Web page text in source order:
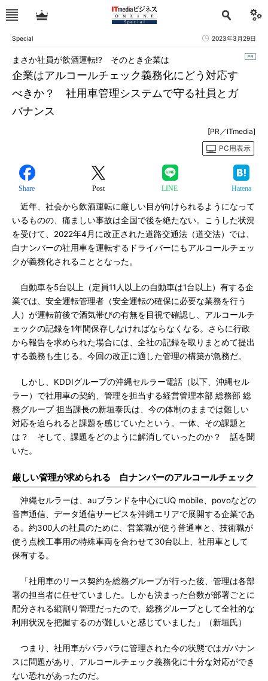
Special 2023年3月29日
企業はアルコールチェック義務化にどう対応す
べきか？ 社用車管理システムで守る社員とガ
バナンス
まさか社員が飲酒運転!? そのとき企業は
[PR／ITmedia]
PC用表示
Share Post LINE Hatena
近年、社会から飲酒運転に厳しい目が向けられるようになって
いるものの、痛ましい事故は全国で後を絶たない。こうした状況
を受けて、2022年4月に改正された道路交通法（道交法）では、
白ナンバーの社用車を運転するドライバーにもアルコールチェッ
クが義務化されることとなった。
自動車を5台以上（定員11人以上の自動車は1台以上）有する企
業では、安全運転管理者（安全運転の確保に必要な業務を行う
人）が運転前後で酒気帯びの有無を目視で確認し、アルコールチ
ェックの記録を1年間保存しなければならなくなる。さらに行政
から報告を求められた場合には、全社の記録を取りまとめて提出
する義務も生じる。今回の改正に適した管理の構築が急務だ。
しかし、KDDIグループの沖縄セルラー電話（以下、沖縄セル
ラー）で社用車の契約、管理を担当する経営管理本部 総務部 総
務グループ 担当課長の新垣泰氏は、今の体制のままでは難しい
対応を迫られると課題を感じていたという。一体、その課題と
は？ そして、課題をどのように解消していったのか？ 話を聞
いた。
厳しい管理が求められる 白ナンバーのアルコールチェック
沖縄セルラーは、auブランドを中心にUQ mobile、povoなどの
音声通信、データ通信サービスを沖縄エリアで展開する企業であ
る。約300人の社員のために、営業職が使う普通車と、技術職が
使う点検工事用の特殊車両を合わせて30台以上、社用車として
保有する。
「社用車のリース契約を総務グループが行った後、管理は各部
署の担当者に任せていました。しかも決まった台数が部署ごとに
配分される縦割り管理だったので、総務グループとして全社的な
利用状況を把握するのが難しいと感じていました」（新垣氏）
つまり、社用車がバラバラに管理された今の状態ではガバナン
スに問題があり、アルコールチェック義務化に十分な対応ができ
ない恐れがあったのだ。